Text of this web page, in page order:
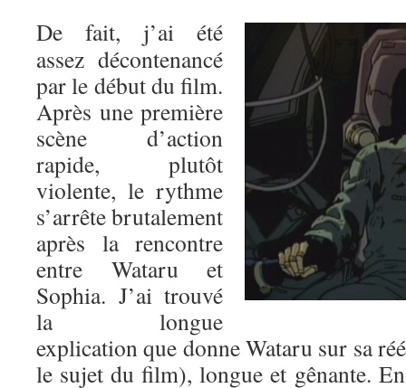
De fait, j’ai été
assez décontenancé
par le début du film.
Après une première
scène d’action
rapide, plutôt
violente, le rythme
s’arrête brutalement
après la rencontre
entre Wataru et
Sophia. J’ai trouvé
la longue
explication que donne Wataru sur sa
le sujet du film), longue et gênante.